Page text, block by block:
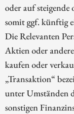
oder auf steigende
somit ggf. künftig
Die Relevanten
Aktien oder
kaufen oder
„Transaktion“
unter Umständen
sonstigen